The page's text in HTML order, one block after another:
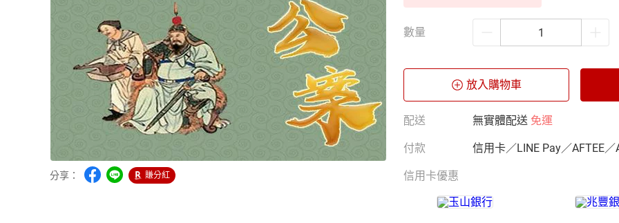
分享： 賺分紅
數量
放入購物車
配送 無實體配送 免運
付款 信用卡／LINE Pay／AFTEE／
信用卡優惠